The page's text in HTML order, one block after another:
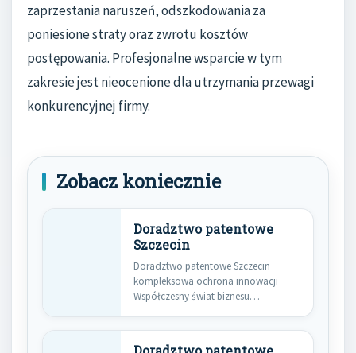
zaprzestania naruszeń, odszkodowania za
poniesione straty oraz zwrotu kosztów
postępowania. Profesjonalne wsparcie w tym
zakresie jest nieocenione dla utrzymania przewagi
konkurencyjnej firmy.
Zobacz koniecznie
Doradztwo patentowe
Szczecin
Doradztwo patentowe Szczecin
kompleksowa ochrona innowacji
Współczesny świat biznesu